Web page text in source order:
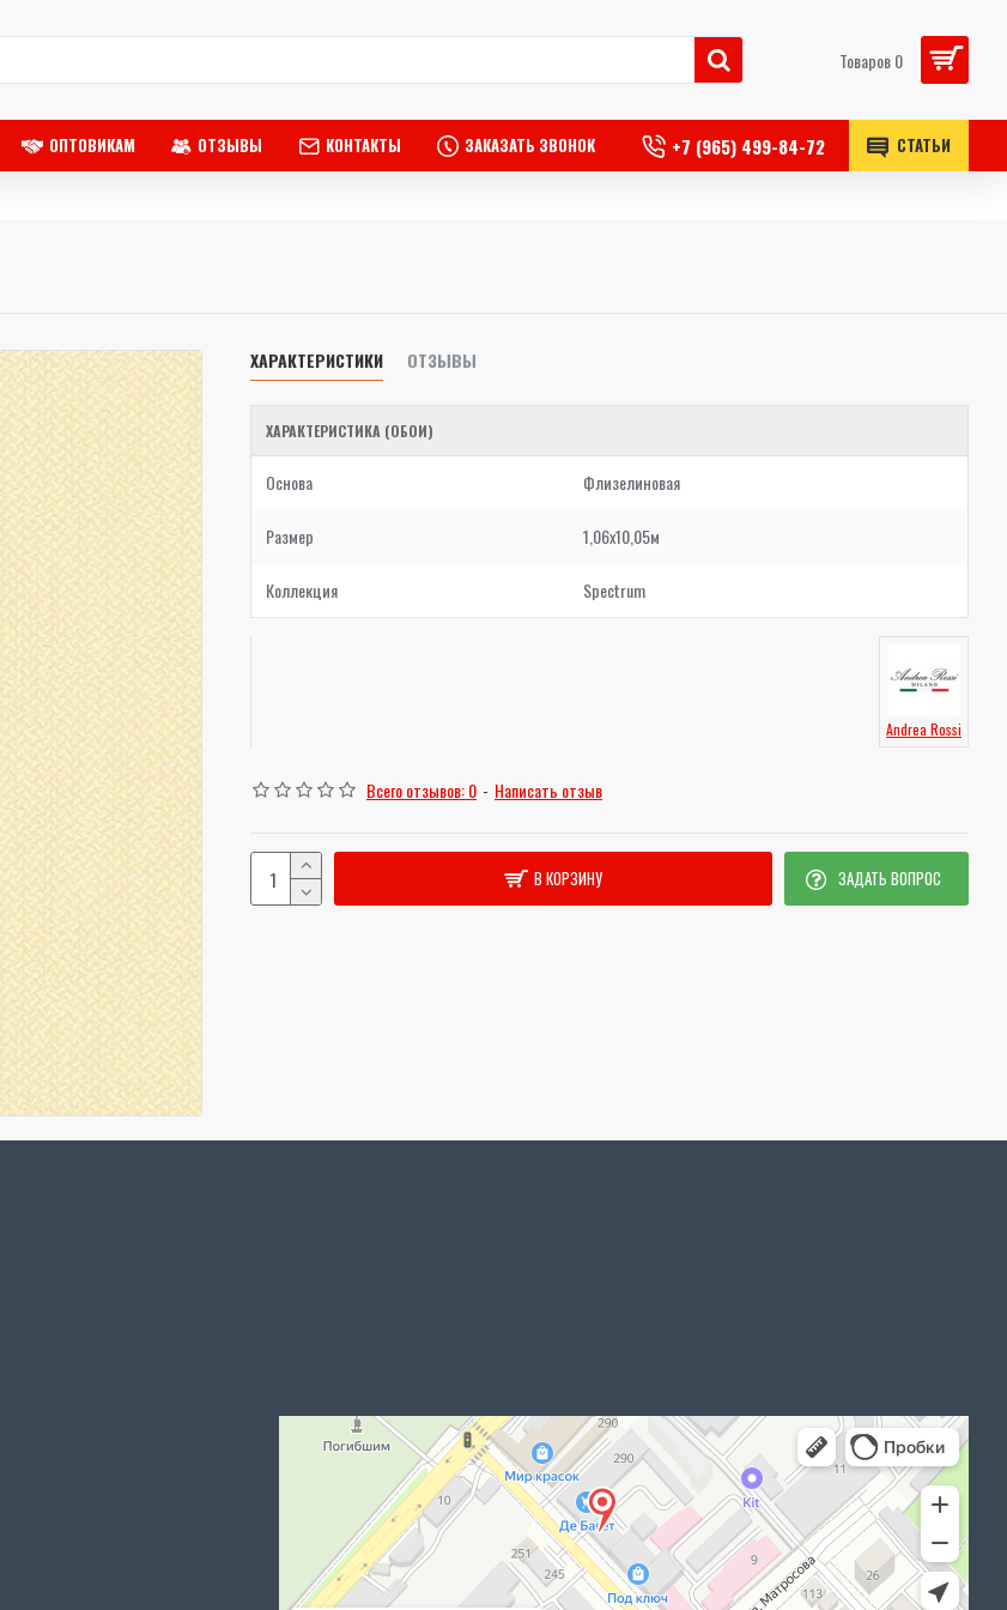
Товаров 0
ОПТОВИКАМ ОТЗЫВЫ КОНТАКТЫ ЗАКАЗАТЬ ЗВОНОК +7 (965) 499-84-72 СТАТЬИ
ХАРАКТЕРИСТИКИ ОТЗЫВЫ
ХАРАКТЕРИСТИКА (ОБОИ)
Основа Флизелиновая
Размер 1,06x10,05м
Коллекция Spectrum
Andrea Rossi
Всего отзывов: 0 - Написать отзыв
В КОРЗИНУ ЗАДАТЬ ВОПРОС